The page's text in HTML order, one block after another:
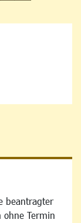
beantragter
Termin